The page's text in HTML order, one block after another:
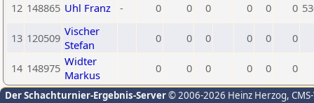
12 148865 Uhl Franz - 0 0 0 0 0 0
13 120509 Vischer
Stefan
0 0 0 0 0 0
14 148975 Widter
Markus
0 0 0 0 0 0
Der Schachturnier-Ergebnis-Server© 2006-2026 Heinz Herzog,